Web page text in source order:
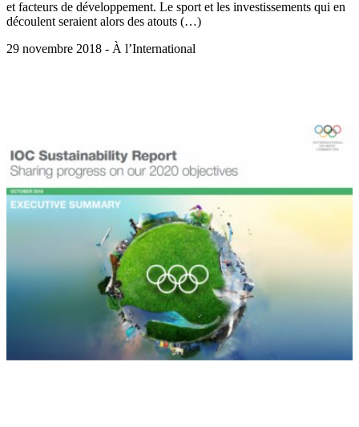
et facteurs de développement. Le sport et les investissements qui en
découlent seraient alors des atouts (…)
29 novembre 2018 - À l’International